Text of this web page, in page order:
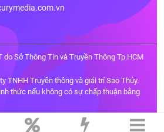
Sở Thông Tin và Truyền Thông Tp.HCM
TNHH Truyền thông và giải trí Sao Thủy.
thức nếu không có sự chấp thuận bằng